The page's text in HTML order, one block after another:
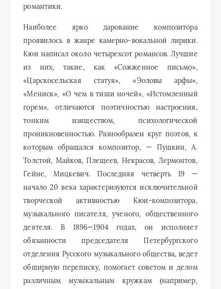
романтики.
Наиболее ярко дарование композитора
проявилось в жанре камерно-вокальной лирики.
Кюи написал около четырехсот романсов. Лучшие
из них, такие, как «Сожженное письмо»,
«Царскосельская статуя», «Эоловы арфы»,
«Мениск», «О чем в тиши ночей», «Истомленный
горем», отличаются поэтичностью настроения,
тонким изяществом, психологической
проникновенностью. Разнообразен круг поэтов, к
которым обращался композитор, — Пушкин, А.
Толстой, Майков, Плещеев, Некрасов, Лермонтов,
Гейне, Мицкевич. Последняя четверть 19 —
начало 20 века характеризуются исключительной
творческой активностью Кюи-композитора,
музыкального писателя, ученого, общественного
деятеля. В 1896—1904 годах, он исполняет
обязанности председателя Петербургского
отделения Русского музыкального общества, ведет
обширную переписку, помогает советом и делом
различным музыкальным кружкам (например,